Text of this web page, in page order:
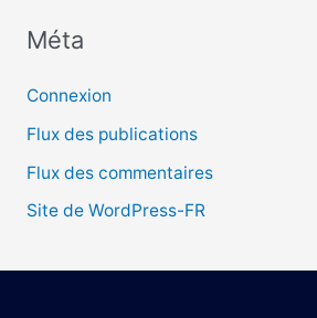
:Méta
Connexion
Flux des publications
Flux des commentaires
Site de WordPress-FR